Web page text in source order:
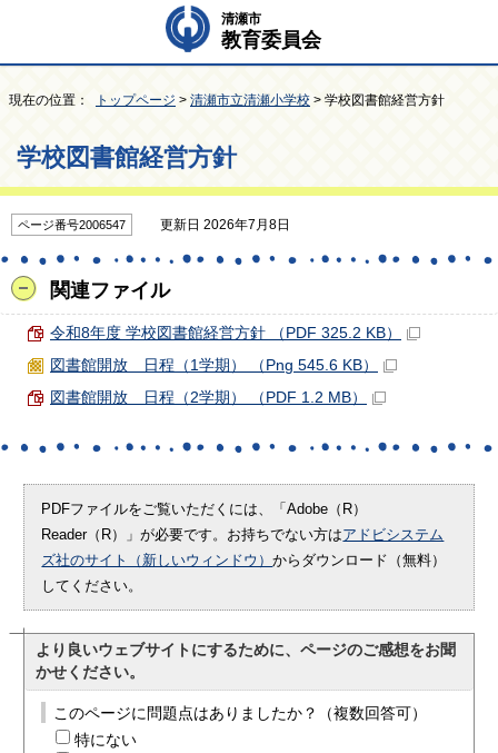
清瀬市
教育委員会
現在の位置： トップページ > 清瀬市立清瀬小学校 > 学校図書館経営方針
学校図書館経営方針
ページ番号2006547 更新日 2026年7月8日
関連ファイル
令和8年度 学校図書館経営方針 （PDF 325.2 KB）
図書館開放 日程（1学期） （Png 545.6 KB）
図書館開放 日程（2学期） （PDF 1.2 MB）
PDFファイルをご覧いただくには、「Adobe（R）
Reader（R）」が必要です。お持ちでない方はアドビシステム
ズ社のサイト（新しいウィンドウ）からダウンロード（無料）
してください。
より良いウェブサイトにするために、ページのご感想をお聞
かせください。
このページに問題点はありましたか？（複数回答可）
特にない